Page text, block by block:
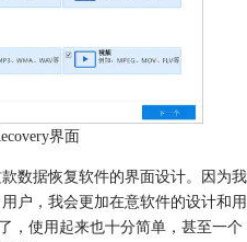
界面
数据恢复软件的界面设计。因为我
户，我会更加在意软件的设计和用
，使用起来也十分简单，甚至一个